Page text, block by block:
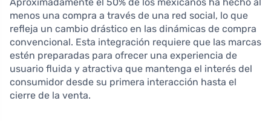
Aproximadamente el 50% de los mexicanos ha hecho al
menos una compra a través de una red social, lo que
refleja un cambio drástico en las dinámicas de compra
convencional. Esta integración requiere que las marcas
estén preparadas para ofrecer una experiencia de
usuario fluida y atractiva que mantenga el interés del
consumidor desde su primera interacción hasta el
cierre de la venta.